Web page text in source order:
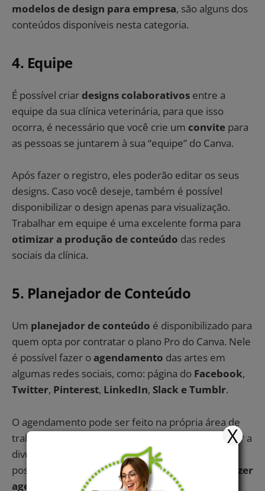
modelos de design para empresa, são alguns dos
conteúdos disponíveis nesta categoria.
4. Equipe
É possível criar designs colaborativos entre a
equipe da sua clínica veterinária, para que isso
ocorra, é necessário que você crie um convite para
as pessoas se juntarem à sua “equipe” do Canva.
Após fazer o registro, eles poderão editar os seus
designs. Caso você deseje, também é possível
disponibilizar o design apenas para visualização.
Trabalhar em equipe é uma excelente forma para
otimizar a produção de conteúdo das redes
sociais da clínica.
5. Planejador de Conteúdo
Um planejador de conteúdo é disponibilizado para
quem opta por contratar o plano Pro do Canva. Nele
é possível fazer oagendamento das artes em
algumas redes sociais, como: página do Facebook,
Twitter, Pinterest, LinkedIn, Slack e Tumblr.
O agendamento pode ser feito na própria área de
trabalho do Canva, o que facilita muito para agilizar a
divulgação dos conteúdos. Porém, o planejador
possui uma desvantagem, já quenão permite fazer
agendamentos no
Instagram
X